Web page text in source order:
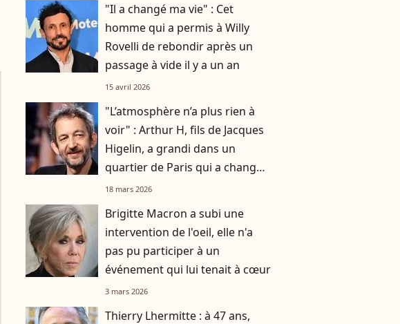
"Il a changé ma vie" : Cet
homme qui a permis à Willy
Rovelli de rebondir après un
passage à vide il y a un an
15 avril 2026
"L’atmosphère n’a plus rien à
voir" : Arthur H, fils de Jacques
Higelin, a grandi dans un
quartier de Paris qui a changé
du tout au tout
18 mars 2026
Brigitte Macron a subi une
intervention de l'oeil, elle n'a
pas pu participer à un
événement qui lui tenait à cœur
3 mars 2026
Thierry Lhermitte : à 47 ans,